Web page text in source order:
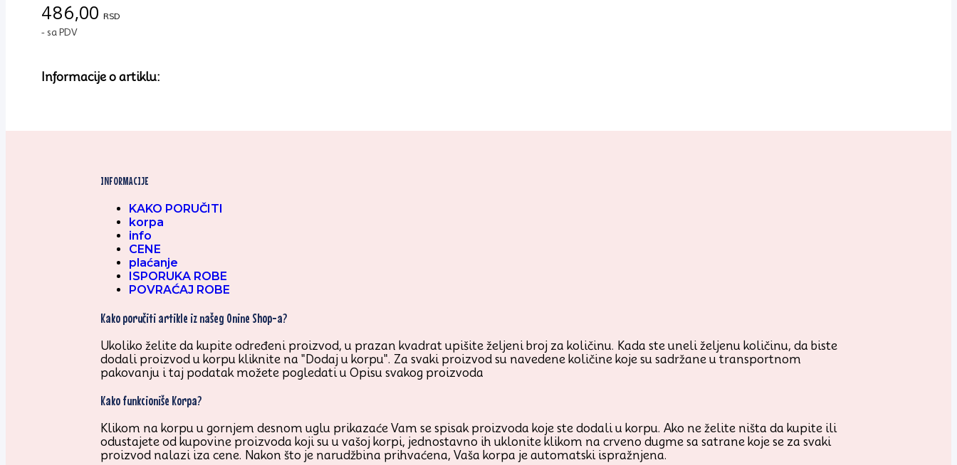
zlatna
5g
količina
486,00 RSD
- sa PDV
Informacije o artiklu:
INFORMACIJE
KAKO PORUČITI
korpa
info
CENE
plaćanje
ISPORUKA ROBE
POVRAĆAJ ROBE
Kako poručiti artikle iz našeg Onine Shop-a?
Ukoliko želite da kupite određeni proizvod, u prazan kvadrat upišite željeni broj za količinu. Kada ste uneli željenu količinu, da biste
dodali proizvod u korpu kliknite na "Dodaj u korpu". Za svaki proizvod su navedene količine koje su sadržane u transportnom
pakovanju i taj podatak možete pogledati u Opisu svakog proizvoda
Kako funkcioniše Korpa?
Klikom na korpu u gornjem desnom uglu prikazaće Vam se spisak proizvoda koje ste dodali u korpu. Ako ne želite ništa da kupite ili
odustajete od kupovine proizvoda koji su u vašoj korpi, jednostavno ih uklonite klikom na crveno dugme sa satrane koje se za svaki
proizvod nalazi iza cene. Nakon što je narudžbina prihvaćena, Vaša korpa je automatski ispražnjena.